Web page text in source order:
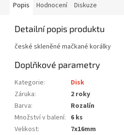
Popis Hodnocení Diskuze
Detailní popis produktu
české skleněné mačkané korálky
Doplňkové parametry
Kategorie:
Disk
Záruka:
2 roky
Barva:
Rozalín
Množství v balení: 6 ks
Velikost: 7x16mm